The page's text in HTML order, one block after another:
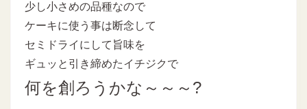
少し小さめの品種なので
ケーキに使う事は断念して
セミドライにして旨味を
ギュッと引き締めたイチジクで
何を創ろうかな～～～?